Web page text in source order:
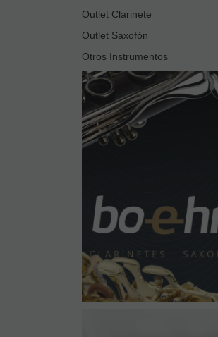
Outlet Clarinete
Outlet Saxofón
Otros Instrumentos